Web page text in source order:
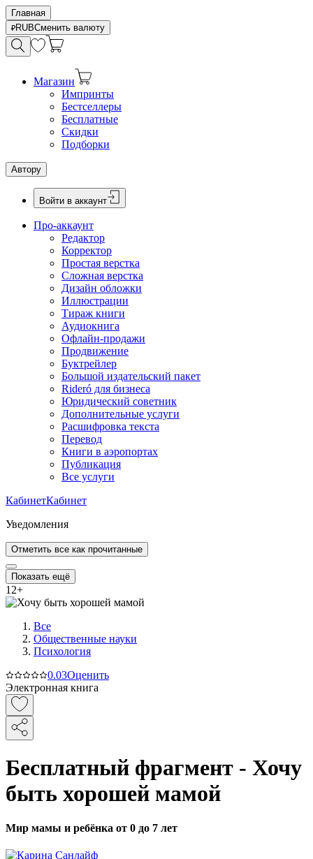
Главная
RUBСменить валюту
Магазин
Импринты
Бестселлеры
Бесплатные
Скидки
Подборки
Автору
Войти в аккаунт
Про-аккаунт
Редактор
Корректор
Простая верстка
Сложная верстка
Дизайн обложки
Иллюстрации
Тираж книги
Аудиокнига
Офлайн-продажи
Продвижение
Буктрейлер
Большой издательский пакет
Rideró для бизнеса
Юридический советник
Дополнительные услуги
Расшифровка текста
Перевод
Книги в аэропортах
Публикация
Все услуги
КабинетКабинет
Уведомления
Отметить все как прочитанные
Показать ещё
12+
Все
Общественные науки
Психология
0.03Оценить
Электронная книга
Бесплатный фрагмент - Хочу
быть хорошей мамой
Мир мамы и ребёнка от 0 до 7 лет